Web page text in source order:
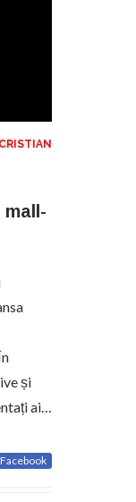
CRISTIAN
și
ai…
Facebook